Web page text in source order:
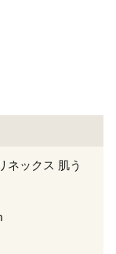
ネックス 肌う